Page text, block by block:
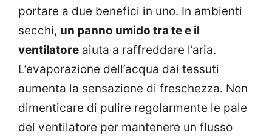
portare a due benefici in uno. In ambienti
secchi, un panno umido tra te e il
ventilatore aiuta a raffreddare l’aria.
L’evaporazione dell’acqua dai tessuti
aumenta la sensazione di freschezza. Non
dimenticare di pulire regolarmente le pale
del ventilatore per mantenere un flusso